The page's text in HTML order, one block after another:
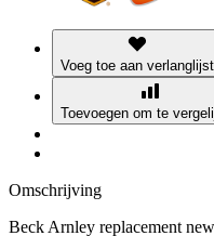
Voeg toe aan verlanglijst
Toevoegen om te
Omschrijving
Beck Arnley replacement